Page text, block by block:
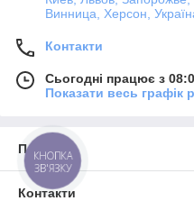
Винница, Херсон,
Контакти
Сьогодні працює з
Показати весь графік
Про нас
Контакти
КНОПКА
ЗВ'ЯЗКУ